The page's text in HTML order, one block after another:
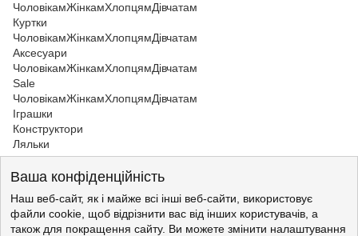
ЧоловікамЖінкамХлопцямДівчатам
Куртки
ЧоловікамЖінкамХлопцямДівчатам
Аксесуари
ЧоловікамЖінкамХлопцямДівчатам
Sale
ЧоловікамЖінкамХлопцямДівчатам
Іграшки
Конструктори
Ляльки
Ваша конфіденційність
Наш веб-сайт, як і майже всі інші веб-сайти, використовує
файли cookie, щоб відрізнити вас від інших користувачів, а
також для покращення сайту. Ви можете змінити налаштування
Жінкам>Кофти та светри>Лонгсліви>Лонгсліви Rifle
Лонгслів Rifle Maglieria Tagliata Regular Fit (T1548ANJ40T54F)